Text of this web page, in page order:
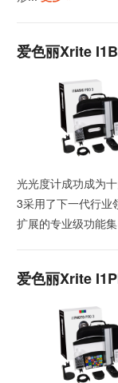
爱色丽Xrite
光光度计成功成为
3采用了下一代行业
扩展的专业级功能集
爱色丽Xrite